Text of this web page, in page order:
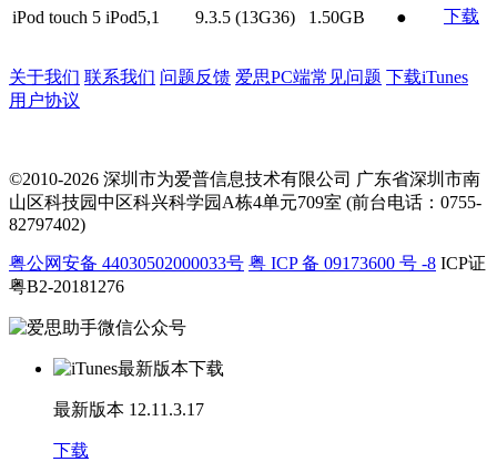
iPod touch 5 iPod5,1 9.3.5 (13G36) 1.50GB ● 下载
关于我们 联系我们 问题反馈 爱思PC端常见问题 下载iTunes
用户协议
©2010-2026 深圳市为爱普信息技术有限公司 广东省深圳市南
山区科技园中区科兴科学园A栋4单元709室 (前台电话：0755-
82797402)
粤公网安备 44030502000033号 粤 ICP 备 09173600 号 -8 ICP证
粤B2-20181276
最新版本 12.11.3.17
下载